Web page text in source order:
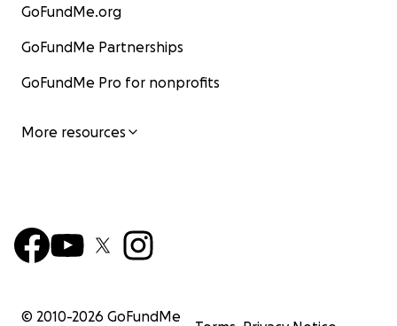
GoFundMe.org
GoFundMe Partnerships
GoFundMe Pro for nonprofits
More resources
© 2010-2026 GoFundMe